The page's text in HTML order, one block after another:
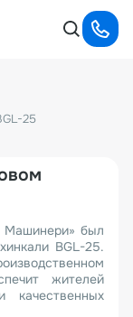
25
Машинери» был
BGL-25.
жителей
качественных